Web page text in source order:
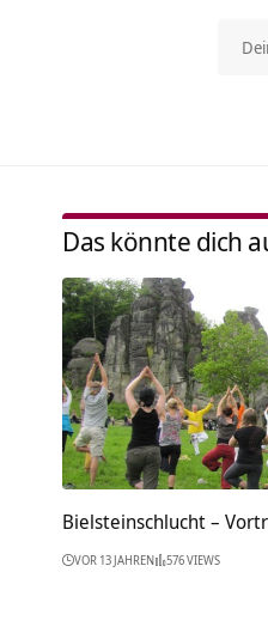
Das könnte dich
VOR 13 JAHREN 576 VIEWS